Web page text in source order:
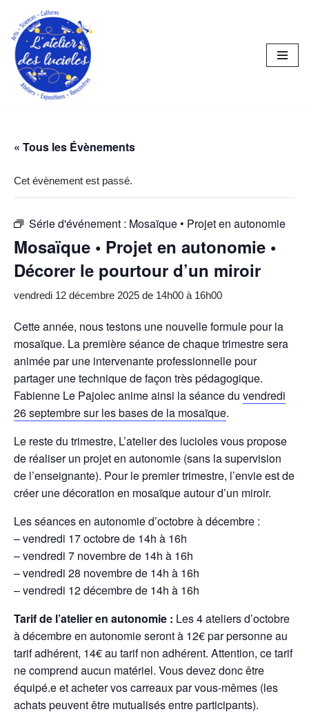
Aller
au
contenu
« Tous les Évènements
Cet évènement est passé.
Série d'événement : Mosaïque • Projet en autonomie
Mosaïque • Projet en autonomie •
Décorer le pourtour d’un miroir
vendredi 12 décembre 2025 de 14h00 à 16h00
Cette année, nous testons une nouvelle formule pour la
mosaïque. La première séance de chaque trimestre sera
animée par une intervenante professionnelle pour
partager une technique de façon très pédagogique.
Fabienne Le Pajolec anime ainsi la séance du vendredi
26 septembre sur les bases de la mosaïque.
Le reste du trimestre, L’atelier des lucioles vous propose
de réaliser un projet en autonomie (sans la supervision
de l’enseignante). Pour le premier trimestre, l’envie est de
créer une décoration en mosaïque autour d’un miroir.
Les séances en autonomie d’octobre à décembre :
– vendredi 17 octobre de 14h à 16h
– vendredi 7 novembre de 14h à 16h
– vendredi 28 novembre de 14h à 16h
– vendredi 12 décembre de 14h à 16h
Tarif de l’atelier en autonomie : Les 4 ateliers d’octobre
à décembre en autonomie seront à 12€ par personne au
tarif adhérent, 14€ au tarif non adhérent. Attention, ce tarif
ne comprend aucun matériel. Vous devez donc être
équipé.e et acheter vos carreaux par vous-mêmes (les
achats peuvent être mutualisés entre participants).